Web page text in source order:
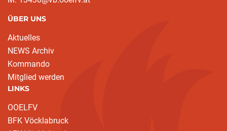
ÜBER UNS
Aktuelles
NEWS Archiv
Kommando
Mitglied werden
LINKS
OOELFV
BFK Vöcklabruck